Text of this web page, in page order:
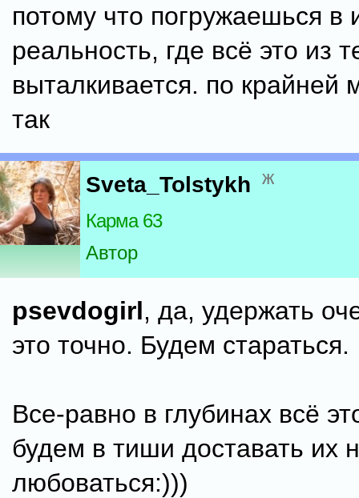
потому что погружаешься в
реальность, где всё это из
выталкивается. по крайней
так
Sveta_Tolstykh ж
Карма 63
Автор
psevdogirl, да, удержать
это точно. Будем стараться.
Все-равно в глубинах всё
будем в тиши доставать их
любоваться:)))